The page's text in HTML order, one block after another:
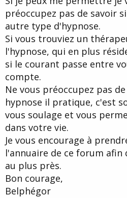
préoccupez pas de savoir
autre type d'hypnose.
Si vous trouviez un
l'hypnose, qui en plus
si le courant passe entre
compte.
Ne vous préoccupez pas
hypnose il pratique, c'est
vous soulage et vous
dans votre vie.
Je vous encourage à
l'annuaire de ce forum
au plus près.
Bon courage,
Belphégor